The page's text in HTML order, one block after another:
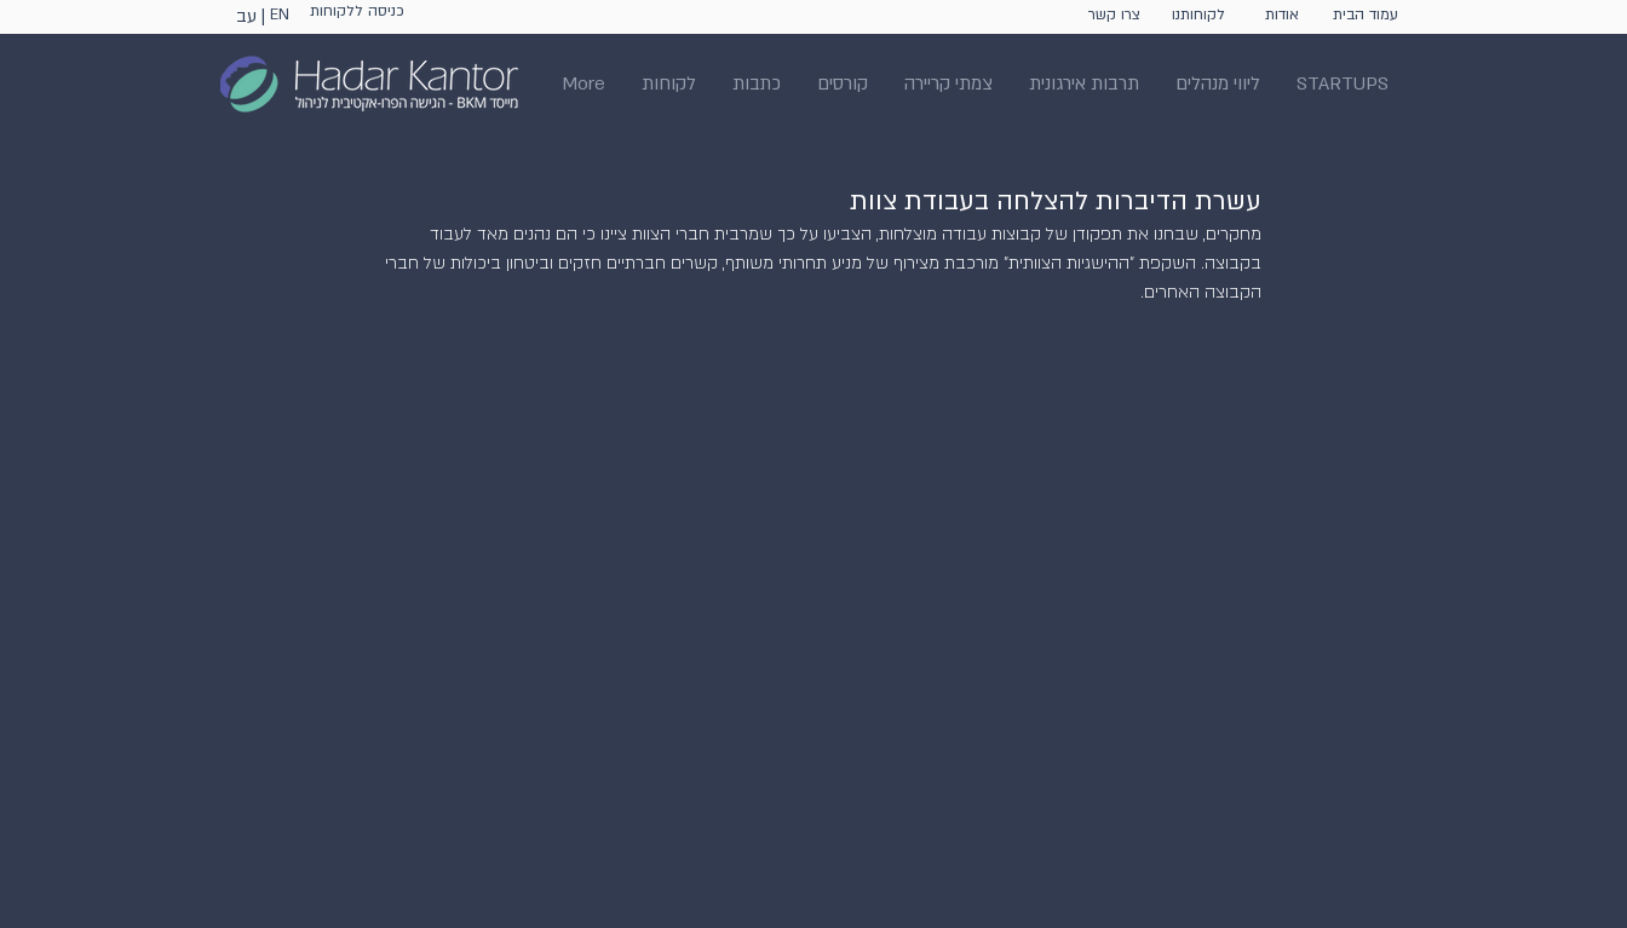
עב | EN כניסה ללקוחות צרו קשר לקוחותנו אודות עמוד הבית
STARTUPS ליווי מנהלים תרבות אירגונית צמתי קריירה קורסים כתבות לקוחות More
עשרת הדיברות להצלחה בעבודת צוות
מחקרים, שבחנו את תפקודן של קבוצות עבודה מוצלחות, הצביעו על כך שמרבית חברי הצוות ציינו כי הם נהנים מאד לעבוד
בקבוצה. השקפת "ההישגיות הצוותית" מורכבת מצירוף של מניע תחרותי משותף, קשרים חברתיים חזקים וביטחון ביכולות של חברי
הקבוצה האחרים.